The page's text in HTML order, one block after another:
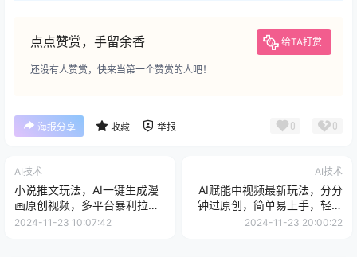
点点赞赏，手留余香 给TA打赏
还没有人赞赏，快来当第一个赞赏的人吧！
海报分享 收藏 举报 0 0
AI技术
小说推文玩法，AI一键生成漫
画原创视频，多平台暴利拉
新，小白可单号日...
2024-11-23 10:07:42
AI技术
AI赋能中视频最新玩法，分分
钟过原创，简单易上手，轻松
日入500+【揭秘】
2024-11-23 20:00:22